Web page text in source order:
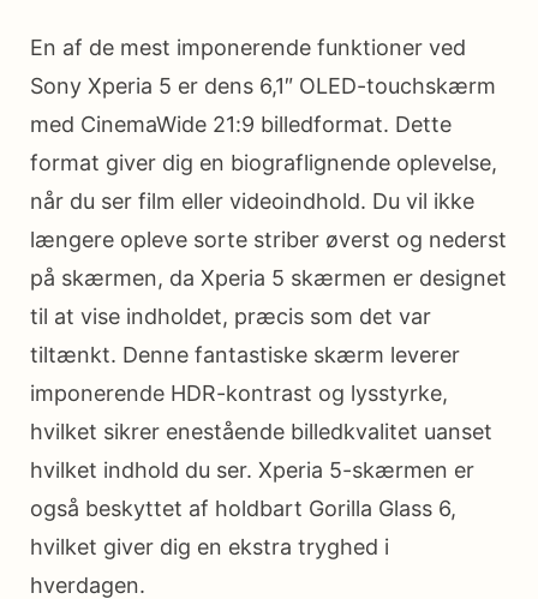
En af de mest imponerende funktioner ved
Sony Xperia 5 er dens 6,1″ OLED-touchskærm
med CinemaWide 21:9 billedformat. Dette
format giver dig en biograflignende oplevelse,
når du ser film eller videoindhold. Du vil ikke
længere opleve sorte striber øverst og nederst
på skærmen, da Xperia 5 skærmen er designet
til at vise indholdet, præcis som det var
tiltænkt. Denne fantastiske skærm leverer
imponerende HDR-kontrast og lysstyrke,
hvilket sikrer enestående billedkvalitet uanset
hvilket indhold du ser. Xperia 5-skærmen er
også beskyttet af holdbart Gorilla Glass 6,
hvilket giver dig en ekstra tryghed i
hverdagen.